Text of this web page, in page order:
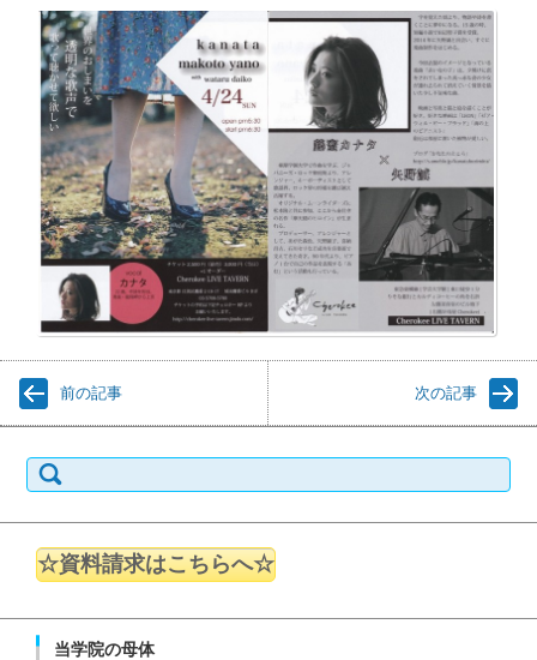
前の記事 次の記事
☆資料請求はこちらへ☆
当学院の母体